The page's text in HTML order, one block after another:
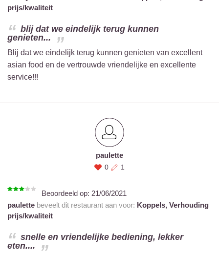
prijs/kwaliteit
blij dat we eindelijk terug kunnen
genieten...
Blij dat we eindelijk terug kunnen genieten van excellent
asian food en de vertrouwde vriendelijke en excellente
service!!!
paulette
0 1
Beoordeeld op: 21/06/2021
paulette beveelt dit restaurant aan voor: Koppels, Verhouding
prijs/kwaliteit
snelle en vriendelijke bediening, lekker
eten....